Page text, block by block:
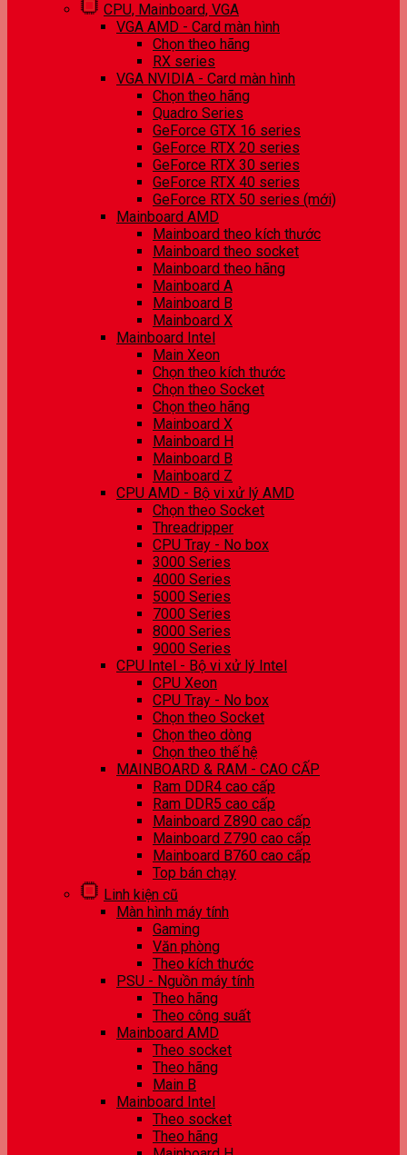
CPU, Mainboard, VGA
VGA AMD - Card màn hình
Chọn theo hãng
RX series
VGA NVIDIA - Card màn hình
Chọn theo hãng
Quadro Series
GeForce GTX 16 series
GeForce RTX 20 series
GeForce RTX 30 series
GeForce RTX 40 series
GeForce RTX 50 series (mới)
Mainboard AMD
Mainboard theo kích thước
Mainboard theo socket
Mainboard theo hãng
Mainboard A
Mainboard B
Mainboard X
Mainboard Intel
Main Xeon
Chọn theo kích thước
Chọn theo Socket
Chọn theo hãng
Mainboard X
Mainboard H
Mainboard B
Mainboard Z
CPU AMD - Bộ vi xử lý AMD
Chọn theo Socket
Threadripper
CPU Tray - No box
3000 Series
4000 Series
5000 Series
7000 Series
8000 Series
9000 Series
CPU Intel - Bộ vi xử lý Intel
CPU Xeon
CPU Tray - No box
Chọn theo Socket
Chọn theo dòng
Chọn theo thế hệ
MAINBOARD & RAM - CAO CẤP
Ram DDR4 cao cấp
Ram DDR5 cao cấp
Mainboard Z890 cao cấp
Mainboard Z790 cao cấp
Mainboard B760 cao cấp
Top bán chạy
Linh kiện cũ
Màn hình máy tính
Gaming
Văn phòng
Theo kích thước
PSU - Nguồn máy tính
Theo hãng
Theo công suất
Mainboard AMD
Theo socket
Theo hãng
Main B
Mainboard Intel
Theo socket
Theo hãng